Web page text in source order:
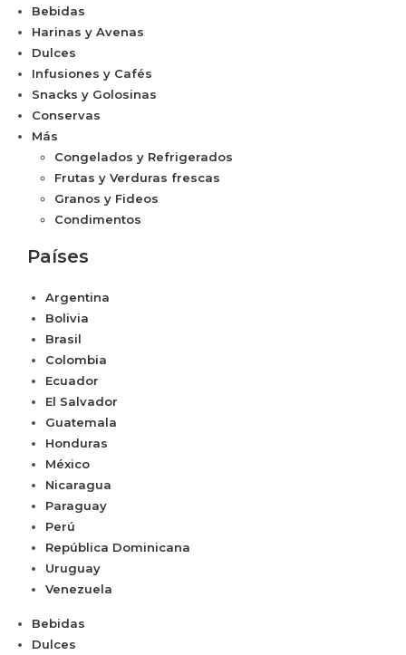
Bebidas
Harinas y Avenas
Dulces
Infusiones y Cafés
Snacks y Golosinas
Conservas
Más
Congelados y Refrigerados
Frutas y Verduras frescas
Granos y Fideos
Condimentos
Países
Argentina
Bolivia
Brasil
Colombia
Ecuador
El Salvador
Guatemala
Honduras
México
Nicaragua
Paraguay
Perú
República Dominicana
Uruguay
Venezuela
Bebidas
Dulces